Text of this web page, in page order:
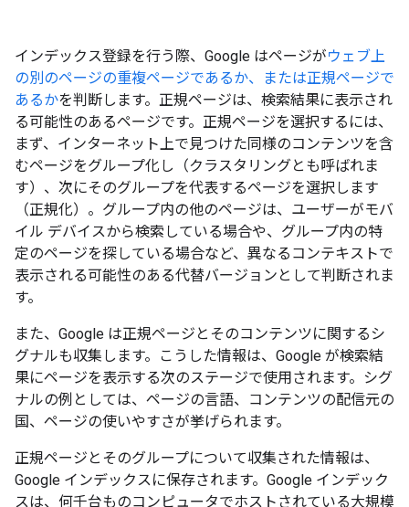
インデックス登録を行う際、Google はページがウェブ上
の別のページの重複ページであるか、または正規ページで
あるかを判断します。正規ページは、検索結果に表示され
る可能性のあるページです。正規ページを選択するには、
まず、インターネット上で見つけた同様のコンテンツを含
むページをグループ化し（クラスタリングとも呼ばれま
す）、次にそのグループを代表するページを選択します
（正規化）。グループ内の他のページは、ユーザーがモバ
イル デバイスから検索している場合や、グループ内の特
定のページを探している場合など、異なるコンテキストで
表示される可能性のある代替バージョンとして判断されま
す。
また、Google は正規ページとそのコンテンツに関するシ
グナルも収集します。こうした情報は、Google が検索結
果にページを表示する次のステージで使用されます。シグ
ナルの例としては、ページの言語、コンテンツの配信元の
国、ページの使いやすさが挙げられます。
正規ページとそのグループについて収集された情報は、
Google インデックスに保存されます。Google インデック
スは、何千台ものコンピュータでホストされている大規模